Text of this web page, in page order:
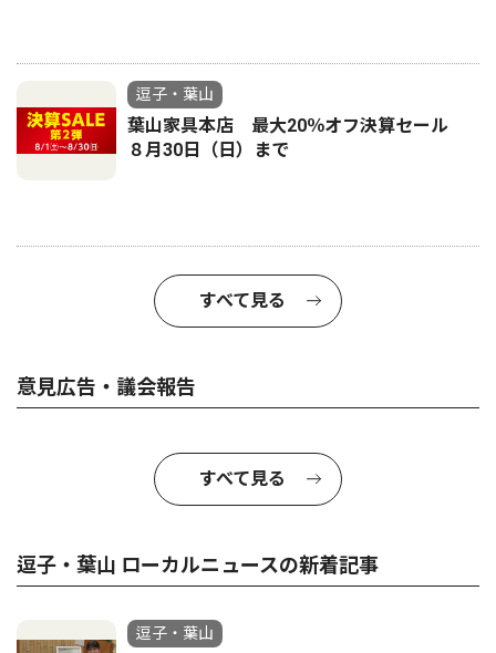
逗子・葉山
葉山家具本店 最大20％オフ決算セール
８月30日（日）まで
すべて見る
意見広告・議会報告
すべて見る
逗子・葉山 ローカルニュースの新着記事
逗子・葉山